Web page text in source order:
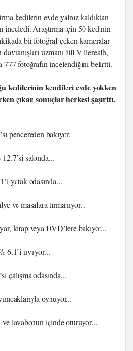
kedilerin evde yalnız kaldıktan
inceledi. Araştırma için 50 kedinin
bir fotoğraf çeken kameralar
uzmanı Jill Villerealh,
777 fotoğrafın incelendiğini belirtti.
kedilerinin kendileri evde yokken
çıkan sonuçlar herkesi şaşırttı.
pencereden bakıyor.
12.7’si salonda...
yatak odasında...
ve masalara tırmanıyor...
kitap veya DVD’lere bakıyor...
6.1’i uyuyor...
çalışma odasında...
oynuyor...
ve lavabonun içinde oturuyor...